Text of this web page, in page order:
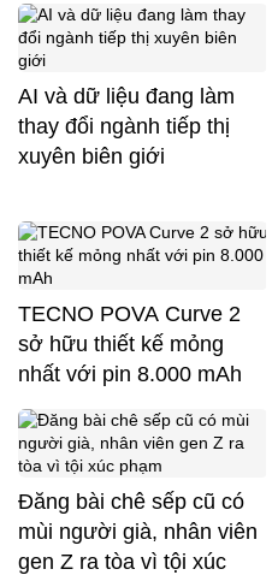
AI và dữ liệu đang làm
thay đổi ngành tiếp thị
xuyên biên giới
TECNO POVA Curve 2
sở hữu thiết kế mỏng
nhất với pin 8.000 mAh
Đăng bài chê sếp cũ có
mùi người già, nhân viên
gen Z ra tòa vì tội xúc